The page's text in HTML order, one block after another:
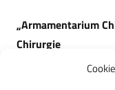
„Armamentarium
Chirurgie
Inzwischen war